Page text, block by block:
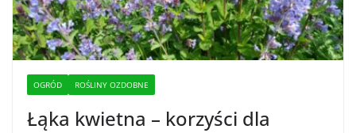
OGRÓD ROŚLINY OZDOBNE
Łąka kwietna – korzyści dla